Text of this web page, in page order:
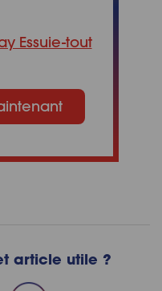
Essuie-tout
article utile ?